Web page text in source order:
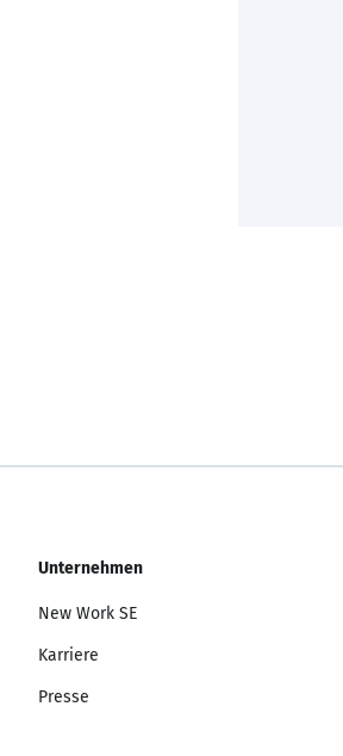
Unternehmen
New Work SE
Karriere
Presse